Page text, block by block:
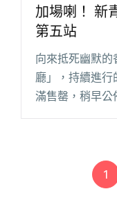
加場喇！ 新
第五站
向來抵死幽默的
廳」，持續進
滿售罄，稍早公
對曾一起走過的
髮廳香港巡迴1